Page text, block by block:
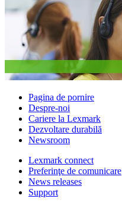
Pagina de pornire
Despre-noi
Cariere la Lexmark
Dezvoltare durabilă
Newsroom
Lexmark connect
Preferinţe de comunicare
News releases
Support